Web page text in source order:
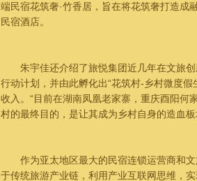
端民宿花筑奢·竹香居，旨在将花筑奢打造成
民宿酒店。
朱宇佳还介绍了旅悦集团近几年在文旅创
行动计划，并由此孵化出“花筑村-乡村微度
收入。“目前在湖南凤凰老家寨，重庆酉阳何
村的最终目的，是让其成为乡村自身的造血
作为亚太地区最大的民宿连锁运营商和文
于传统旅游产业链，利用产业互联网思维，